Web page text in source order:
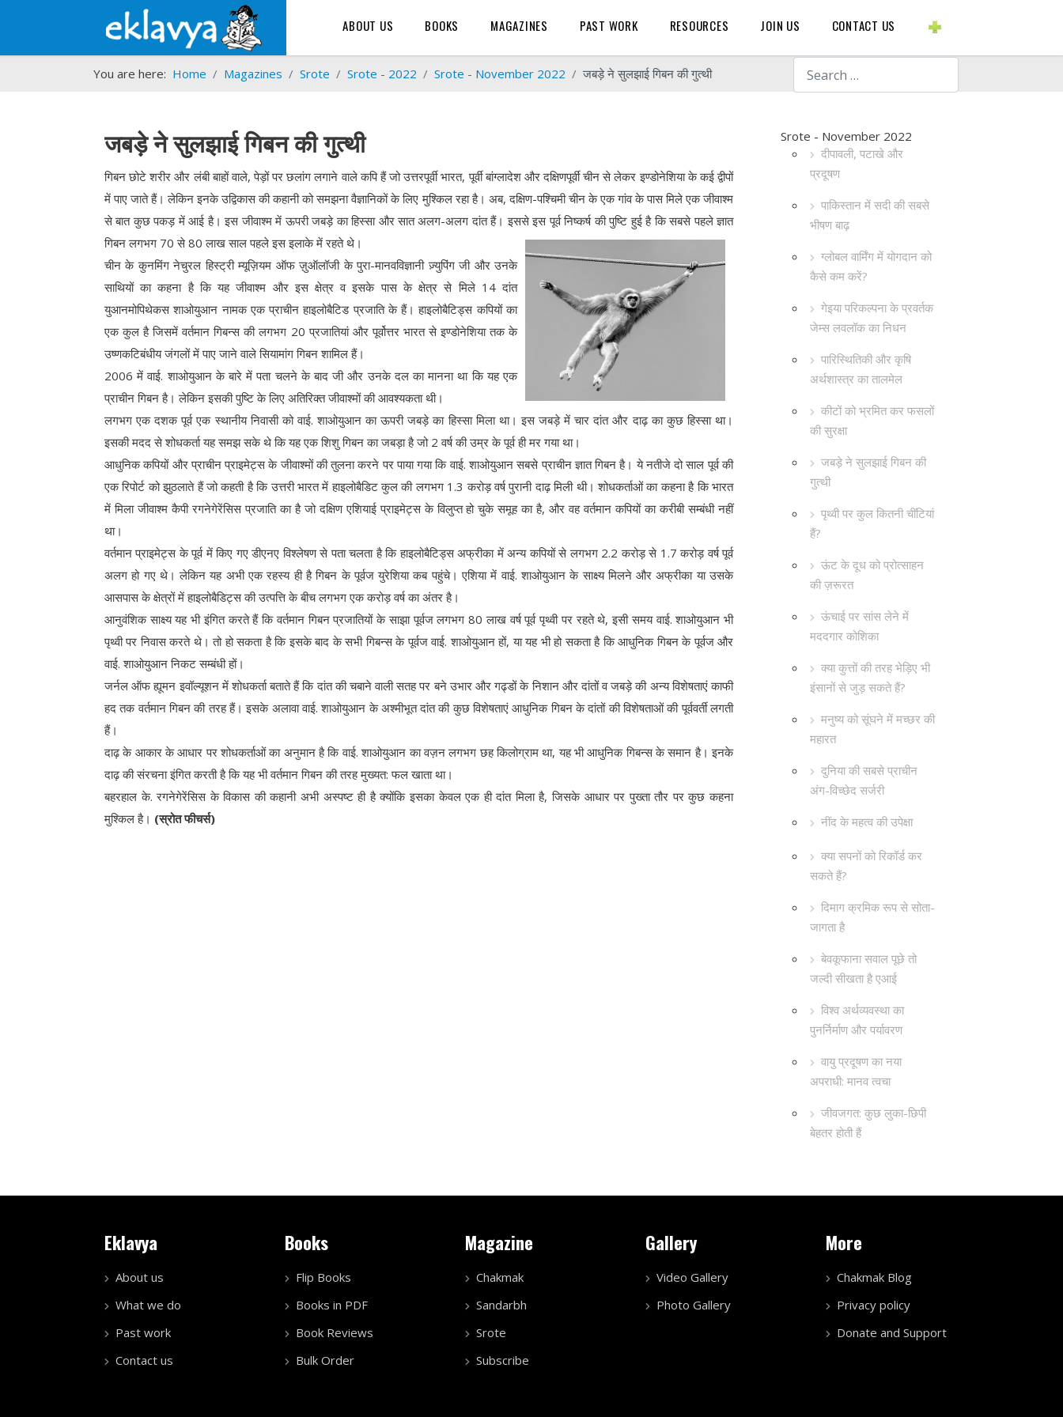
Search
ABOUT US BOOKS MAGAZINES PAST WORK RESOURCES JOIN US CONTACT US
You are here: Home Magazines Srote Srote - 2022 Srote - November 2022 जबड़े ने सुलझाई गिबन की गुत्थी
Srote - November 2022
दीपावली, पटाखे और
प्रदूषण
पाकिस्तान में सदी की सबसे
भीषण बाढ़
ग्लोबल वार्मिंग में योगदान को
कैसे कम करें?
गेइया परिकल्पना के प्रवर्तक
जेम्स लवलॉक का निधन
पारिस्थितिकी और कृषि
अर्थशास्त्र का तालमेल
कीटों को भ्रमित कर फसलों
की सुरक्षा
जबड़े ने सुलझाई गिबन की
गुत्थी
पृथ्वी पर कुल कितनी चींटियां
हैं?
ऊंट के दूध को प्रोत्साहन
की ज़रूरत
ऊंचाई पर सांस लेने में
मददगार कोशिका
क्या कुत्तों की तरह भेड़िए भी
इंसानों से जुड़ सकते हैं?
मनुष्य को सूंघने में मच्छर की
महारत
दुनिया की सबसे प्राचीन
अंग-विच्छेद सर्जरी
नींद के महत्व की उपेक्षा
क्या सपनों को रिकॉर्ड कर
सकते हैं?
दिमाग क्रमिक रूप से सोता-
जागता है
बेवकूफाना सवाल पूछे तो
जल्दी सीखता है एआई
विश्व अर्थव्यवस्था का
पुनर्निर्माण और पर्यावरण
वायु प्रदूषण का नया
अपराधी: मानव त्वचा
जीवजगत: कुछ लुका-छिपी
बेहतर होती हैं
जबड़े ने सुलझाई गिबन की गुत्थी
गिबन छोटे शरीर और लंबी बाहों वाले, पेड़ों पर छलांग लगाने वाले कपि हैं जो उत्तरपूर्वी भारत, पूर्वी बांग्लादेश और दक्षिणपूर्वी चीन से लेकर इण्डोनेशिया के कई द्वीपों
में पाए जाते हैं। लेकिन इनके उद्विकास की कहानी को समझना वैज्ञानिकों के लिए मुश्किल रहा है। अब, दक्षिण-पश्चिमी चीन के एक गांव के पास मिले एक जीवाश्म
से बात कुछ पकड़ में आई है। इस जीवाश्म में ऊपरी जबड़े का हिस्सा और सात अलग-अलग दांत हैं। इससे इस पूर्व निष्कर्ष की पुष्टि हुई है कि सबसे पहले ज्ञात
गिबन लगभग 70 से 80 लाख साल पहले इस इलाके में रहते थे।
चीन के कुनमिंग नेचुरल हिस्ट्री म्यूज़ियम ऑफ ज़ुऑलॉजी के पुरा-मानवविज्ञानी ज़्युपिंग जी और उनके
साथियों का कहना है कि यह जीवाश्म और इस क्षेत्र व इसके पास के क्षेत्र से मिले 14 दांत
युआनमोपिथेकस शाओयुआन नामक एक प्राचीन हाइलोबैटिड प्रजाति के हैं। हाइलोबैटिड्स कपियों का
एक कुल है जिसमें वर्तमान गिबन्स की लगभग 20 प्रजातियां और पूर्वोत्तर भारत से इण्डोनेशिया तक के
उष्णकटिबंधीय जंगलों में पाए जाने वाले सियामांग गिबन शामिल हैं।
2006 में वाई. शाओयुआन के बारे में पता चलने के बाद जी और उनके दल का मानना था कि यह एक
प्राचीन गिबन है। लेकिन इसकी पुष्टि के लिए अतिरिक्त जीवाश्मों की आवश्यकता थी।
लगभग एक दशक पूर्व एक स्थानीय निवासी को वाई. शाओयुआन का ऊपरी जबड़े का हिस्सा मिला था। इस जबड़े में चार दांत और दाढ़ का कुछ हिस्सा था।
इसकी मदद से शोधकर्ता यह समझ सके थे कि यह एक शिशु गिबन का जबड़ा है जो 2 वर्ष की उम्र के पूर्व ही मर गया था।
आधुनिक कपियों और प्राचीन प्राइमेट्स के जीवाश्मों की तुलना करने पर पाया गया कि वाई. शाओयुआन सबसे प्राचीन ज्ञात गिबन है। ये नतीजे दो साल पूर्व की
एक रिपोर्ट को झुठलाते हैं जो कहती है कि उत्तरी भारत में हाइलोबैडिट कुल की लगभग 1.3 करोड़ वर्ष पुरानी दाढ़ मिली थी। शोधकर्ताओं का कहना है कि भारत
में मिला जीवाश्म कैपी रगनेगेरेंसिस प्रजाति का है जो दक्षिण एशियाई प्राइमेट्स के विलुप्त हो चुके समूह का है, और वह वर्तमान कपियों का करीबी सम्बंधी नहीं
था।
वर्तमान प्राइमेट्स के पूर्व में किए गए डीएनए विश्लेषण से पता चलता है कि हाइलोबैटिड्स अफ्रीका में अन्य कपियों से लगभग 2.2 करोड़ से 1.7 करोड़ वर्ष पूर्व
अलग हो गए थे। लेकिन यह अभी एक रहस्य ही है गिबन के पूर्वज युरेशिया कब पहुंचे। एशिया में वाई. शाओयुआन के साक्ष्य मिलने और अफ्रीका या उसके
आसपास के क्षेत्रों में हाइलोबैडिट्स की उत्पत्ति के बीच लगभग एक करोड़ वर्ष का अंतर है।
आनुवंशिक साक्ष्य यह भी इंगित करते हैं कि वर्तमान गिबन प्रजातियों के साझा पूर्वज लगभग 80 लाख वर्ष पूर्व पृथ्वी पर रहते थे, इसी समय वाई. शाओयुआन भी
पृथ्वी पर निवास करते थे। तो हो सकता है कि इसके बाद के सभी गिबन्स के पूर्वज वाई. शाओयुआन हों, या यह भी हो सकता है कि आधुनिक गिबन के पूर्वज और
वाई. शाओयुआन निकट सम्बंधी हों।
जर्नल ऑफ ह्यूमन इवॉल्यूशन में शोधकर्ता बताते हैं कि दांत की चबाने वाली सतह पर बने उभार और गढ्डों के निशान और दांतों व जबड़े की अन्य विशेषताएं काफी
हद तक वर्तमान गिबन की तरह हैं। इसके अलावा वाई. शाओयुआन के अश्मीभूत दांत की कुछ विशेषताएं आधुनिक गिबन के दांतों की विशेषताओं की पूर्ववर्ती लगती
हैं।
दाढ़ के आकार के आधार पर शोधकर्ताओं का अनुमान है कि वाई. शाओयुआन का वज़न लगभग छह किलोग्राम था, यह भी आधुनिक गिबन्स के समान है। इनके
दाढ़ की संरचना इंगित करती है कि यह भी वर्तमान गिबन की तरह मुख्यत: फल खाता था।
बहरहाल के. रगनेगेरेंसिस के विकास की कहानी अभी अस्पष्ट ही है क्योंकि इसका केवल एक ही दांत मिला है, जिसके आधार पर पुख्ता तौर पर कुछ कहना
मुश्किल है। (स्रोत फीचर्स)
Eklavya
About us
What we do
Past work
Contact us
Books
Flip Books
Books in PDF
Book Reviews
Bulk Order
Magazine
Chakmak
Sandarbh
Srote
Subscribe
Gallery
Video Gallery
Photo Gallery
More
Chakmak Blog
Privacy policy
Donate and Support